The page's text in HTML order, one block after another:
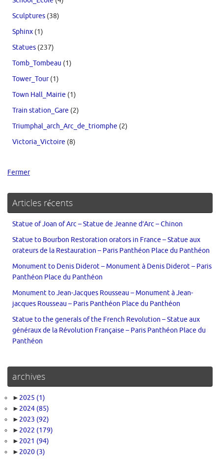
Sculptures (38)
Sphinx (1)
Statues (237)
Tomb_Tombeau (1)
Tower_Tour(1)
Town Hall_Mairie (1)
Train station_Gare (2)
Triumphal_arch_Arc_de_triomphe (2)
Victoria_Victoire (8)
Fermer
Articles récents
Statue of Joan of Arc – Statue de Jeanne d’Arc – Chinon
Statue to Bourbon Restoration orators in France – Statue aux
orateurs de la Restauration – Paris Panthéon Place du Panthéon
Monument to Denis Diderot – Monument à Denis Diderot – Paris
Panthéon Place du Panthéon
Monument to Jean-Jacques Rousseau – Monument à Jean-
jacques Rousseau – Paris Panthéon Place du Panthéon
Statue to the generals of the French Revolution – Statue aux
généraux de la Révolution Française – Paris Panthéon Place du
Panthéon
archives
► 2025 (1)
► 2024 (85)
► 2023 (92)
► 2022 (179)
► 2021 (94)
► 2020 (3)